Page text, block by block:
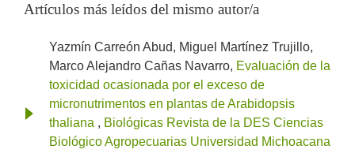
Artículos más leídos del mismo autor/a
Yazmín Carreón Abud, Miguel Martínez Trujillo,
Marco Alejandro Cañas Navarro, Evaluación de la
toxicidad ocasionada por el exceso de
micronutrimentos en plantas de Arabidopsis
thaliana , Biológicas Revista de la DES Ciencias
Biológico Agropecuarias Universidad Michoacana